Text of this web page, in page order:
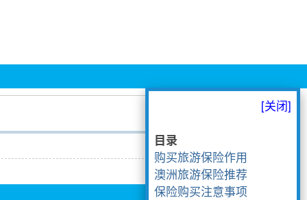
[关闭]
目录
购买旅游保险作用
澳洲旅游保险推荐
保险购买注意事项